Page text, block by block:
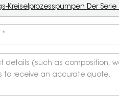
Kreiselprozesspumpen Der Serie